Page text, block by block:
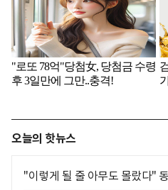
오늘의 핫뉴스
"이렇게 될 줄 아무도 몰랐다"